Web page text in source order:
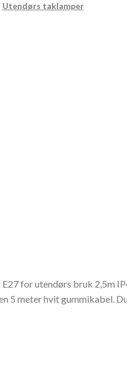
Utendørs taklamper
E27 for utendørs bruk 2,5m
5 meter hvit gummikabel.